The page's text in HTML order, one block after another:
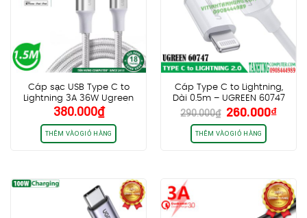
Cáp sạc USB Type C to
Lightning 3A 36W Ugreen
70524 Dài 1.5m cao cấp (Vỏ
380.000₫
THÊM VÀO GIỎ HÀNG
Cáp Type C to Lightning,
Dài 0.5m – UGREEN 60747
290.000₫ Giá
gốc
là:
290.000₫.
260.000₫Giá
THÊM VÀO GIỎ HÀNG